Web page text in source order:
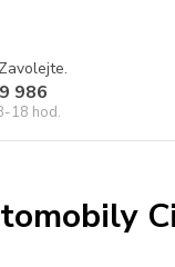
986
18 hod.